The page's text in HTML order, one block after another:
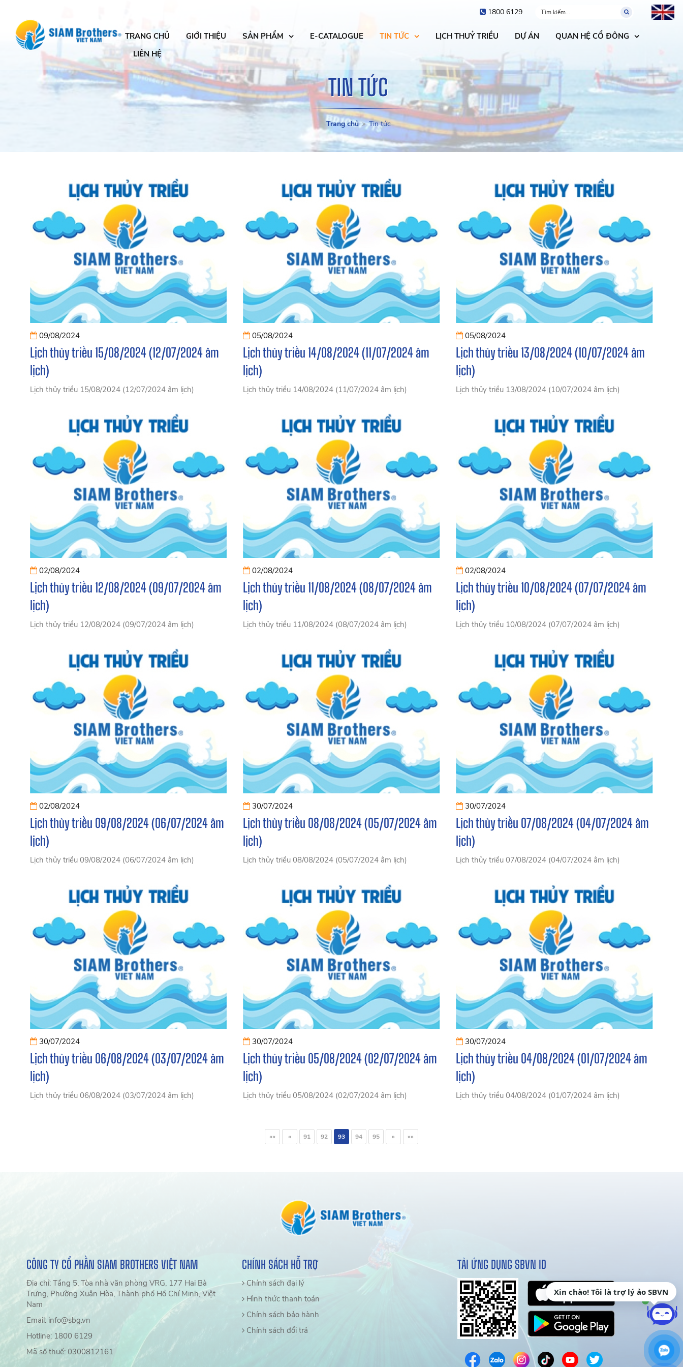
1800 6129
TRANG CHỦ GIỚI THIỆU SẢN PHẨM E-CATALOGUE TIN TỨC LỊCH THUỶ TRIỀU DỰ ÁN
QUAN HỆ CỔ ĐÔNG
LIÊN HỆ
TIN TỨC
Trang chủ Tin tức
09/08/2024
Lịch thủy triều 15/08/2024 (12/07/2024 âm
lịch)
Lịch thủy triều 15/08/2024 (12/07/2024 âm lịch)
05/08/2024
Lịch thủy triều 14/08/2024 (11/07/2024 âm
lịch)
Lịch thủy triều 14/08/2024 (11/07/2024 âm lịch)
05/08/2024
Lịch thủy triều 13/08/2024 (10/07/2024 âm
lịch)
Lịch thủy triều 13/08/2024 (10/07/2024 âm lịch)
02/08/2024
Lịch thủy triều 12/08/2024 (09/07/2024 âm
lịch)
Lịch thủy triều 12/08/2024 (09/07/2024 âm lịch)
02/08/2024
Lịch thủy triều 11/08/2024 (08/07/2024 âm
lịch)
Lịch thủy triều 11/08/2024 (08/07/2024 âm lịch)
02/08/2024
Lịch thủy triều 10/08/2024 (07/07/2024 âm
lịch)
Lịch thủy triều 10/08/2024 (07/07/2024 âm lịch)
02/08/2024
Lịch thủy triều 09/08/2024 (06/07/2024 âm
lịch)
Lịch thủy triều 09/08/2024 (06/07/2024 âm lịch)
30/07/2024
Lịch thủy triều 08/08/2024 (05/07/2024 âm
lịch)
Lịch thủy triều 08/08/2024 (05/07/2024 âm lịch)
30/07/2024
Lịch thủy triều 07/08/2024 (04/07/2024 âm
lịch)
Lịch thủy triều 07/08/2024 (04/07/2024 âm lịch)
30/07/2024
Lịch thủy triều 06/08/2024 (03/07/2024 âm
lịch)
Lịch thủy triều 06/08/2024 (03/07/2024 âm lịch)
30/07/2024
Lịch thủy triều 05/08/2024 (02/07/2024 âm
lịch)
Lịch thủy triều 05/08/2024 (02/07/2024 âm lịch)
30/07/2024
Lịch thủy triều 04/08/2024 (01/07/2024 âm
lịch)
Lịch thủy triều 04/08/2024 (01/07/2024 âm lịch)
«« « 91 92 93 94 95 » »»
CÔNG TY CỔ PHẦN SIAM BROTHERS VIỆT NAM
Địa chỉ: Tầng 5, Tòa nhà văn phòng VRG, 177 Hai Bà
Trưng, Phường Xuân Hòa, Thành phố Hồ Chí Minh, Việt
Nam
Email: info@sbg.vn
Hotline: 1800 6129
Mã số thuế: 0300812161
CHÍNH SÁCH HỖ TRỢ
Chính sách đại lý
Hình thức thanh toán
Chính sách bảo hành
Chính sách đổi trả
TẢI ỨNG DỤNG SBVN ID
Xin chào! Tôi là trợ lý ảo SBVN